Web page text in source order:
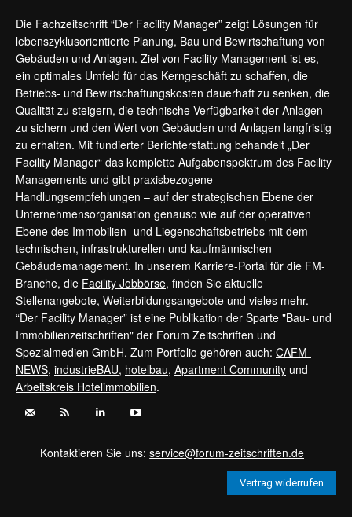
Die Fachzeitschrift “Der Facility Manager” zeigt Lösungen für
lebenszyklusorientierte Planung, Bau und Bewirtschaftung von
Gebäuden und Anlagen. Ziel von Facility Management ist es,
ein optimales Umfeld für das Kerngeschäft zu schaffen, die
Betriebs- und Bewirtschaftungskosten dauerhaft zu senken, die
Qualität zu steigern, die technische Verfügbarkeit der Anlagen
zu sichern und den Wert von Gebäuden und Anlagen langfristig
zu erhalten. Mit fundierter Berichterstattung behandelt „Der
Facility Manager“ das komplette Aufgabenspektrum des Facility
Managements und gibt praxisbezogene
Handlungsempfehlungen – auf der strategischen Ebene der
Unternehmensorganisation genauso wie auf der operativen
Ebene des Immobilien- und Liegenschaftsbetriebs mit dem
technischen, infrastrukturellen und kaufmännischen
Gebäudemanagement. In unserem Karriere-Portal für die FM-
Branche, die Facility Jobbörse, finden Sie aktuelle
Stellenangebote, Weiterbildungsangebote und vieles mehr.
“Der Facility Manager” ist eine Publikation der Sparte "Bau- und
Immobilienzeitschriften" der Forum Zeitschriften und
Spezialmedien GmbH. Zum Portfolio gehören auch: CAFM-
NEWS, industrieBAU, hotelbau, Apartment Community und
Arbeitskreis Hotelimmobilien.
Kontaktieren Sie uns:service@forum-zeitschriften.de
Vertrag widerrufen